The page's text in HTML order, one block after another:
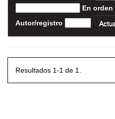
En orden
Autor/registro
Resultados 1-1 de 1.